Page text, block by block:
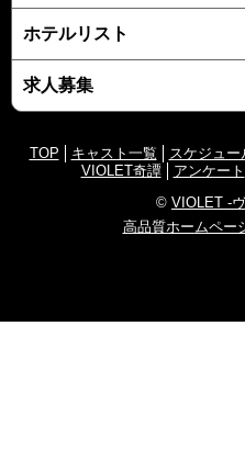
ホテルリスト
求人募集
TOP キャスト一覧 スケジュー
VIOLET奇譚
アンケート
© VIOLET -
高品質ホームペー